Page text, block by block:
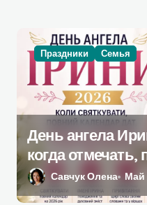
Праздники Семья
День ангела
когда
дат, лучшие
для
Савчук Олена Май